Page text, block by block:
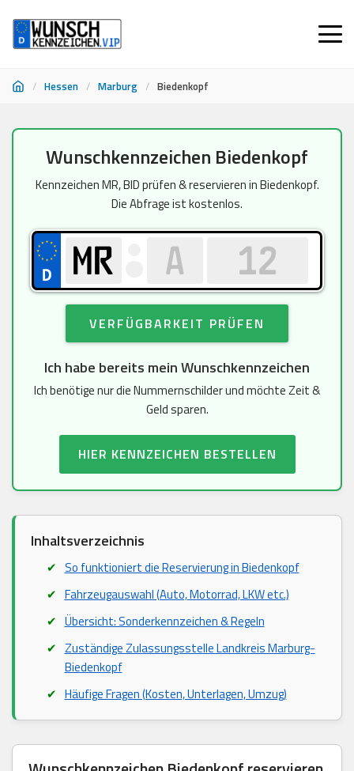
/ Hessen / Marburg / Biedenkopf
springen
Wunschkennzeichen Biedenkopf
Kennzeichen MR, BID prüfen & reservieren in Biedenkopf.
Die Abfrage ist kostenlos.
VERFÜGBARKEIT PRÜFEN
Ich habe bereits mein Wunschkennzeichen
Ich benötige nur die Nummernschilder und möchte Zeit &
Geld sparen.
HIER KENNZEICHEN BESTELLEN
Inhaltsverzeichnis
So funktioniert die Reservierung in Biedenkopf
Fahrzeugauswahl (Auto, Motorrad, LKW etc.)
Übersicht: Sonderkennzeichen & Regeln
Zuständige Zulassungsstelle Landkreis Marburg-
Biedenkopf
Häufige Fragen (Kosten, Unterlagen, Umzug)